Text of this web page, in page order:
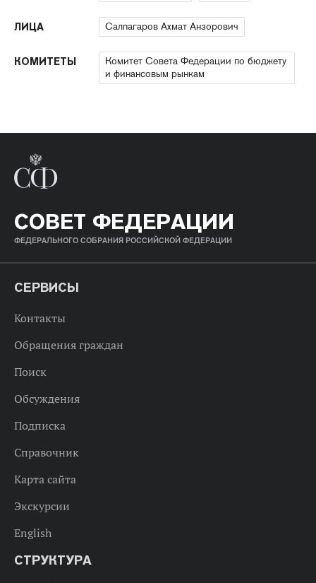
ЛИЦА Салпагаров Ахмат Анзорович
КОМИТЕТЫ
Комитет Совета Федерации по бюджету
и финансовым рынкам
СОВЕТ ФЕДЕРАЦИИ
ФЕДЕРАЛЬНОГО СОБРАНИЯ РОССИЙСКОЙ ФЕДЕРАЦИИ
СЕРВИСЫ
Контакты
Обращения граждан
Поиск
Обсуждения
Подписка
Справочник
Карта сайта
Экскурсии
English
СТРУКТУРА